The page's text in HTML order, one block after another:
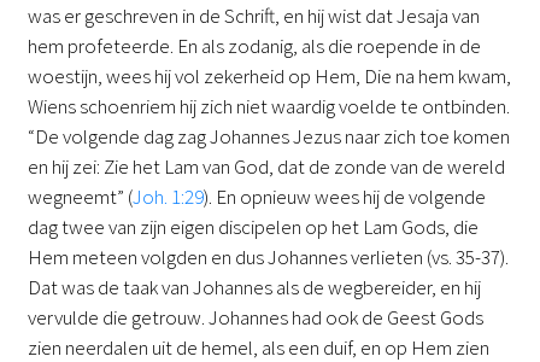
was er geschreven in de Schrift, en hij wist dat Jesaja van
hem profeteerde. En als zodanig, als die roepende in de
woestijn, wees hij vol zekerheid op Hem, Die na hem kwam,
Wiens schoenriem hij zich niet waardig voelde te ontbinden.
“De volgende dag zag Johannes Jezus naar zich toe komen
en hij zei: Zie het Lam van God, dat de zonde van de wereld
wegneemt” (Joh. 1:29). En opnieuw wees hij de volgende
dag twee van zijn eigen discipelen op het Lam Gods, die
Hem meteen volgden en dus Johannes verlieten (vs. 35-37).
Dat was de taak van Johannes als de wegbereider, en hij
vervulde die getrouw. Johannes had ook de Geest Gods
zien neerdalen uit de hemel, als een duif, en op Hem zien